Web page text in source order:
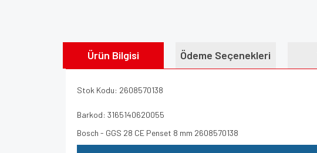
Ürün Bilgisi Ödeme Seçenekleri
Stok Kodu: 2608570138
Barkod: 3165140620055
Bosch - GGS 28 CE Penset 8 mm 2608570138